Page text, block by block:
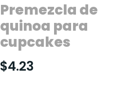
Premezcla de
quinoa para
cupcakes
$4.23